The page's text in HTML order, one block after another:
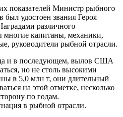
показателей Министр рыбного
удостоен звания Героя
различного
многие капитаны, механики,
руководители рыбной отрасли.
и в последующем, вылов США
но не столь высокими
в 5,0 млн т, они длительный
на этой отметке, несколько
по годам.
в рыбной отрасли.